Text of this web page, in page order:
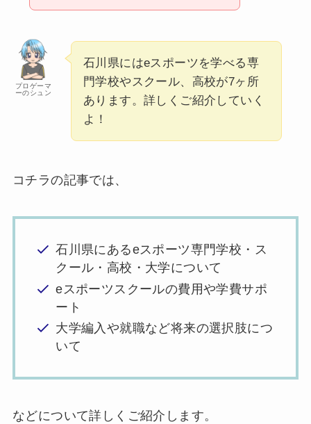
プロゲーマ
ーのシュン
石川県にはeスポーツを学べる専
門学校やスクール、高校が7ヶ所
あります。詳しくご紹介していく
よ！
コチラの記事では、
石川県にあるeスポーツ専門学校・ス
クール・高校・大学について
eスポーツスクールの費用や学費サポ
ート
大学編入や就職など将来の選択肢につ
いて
などについて詳しくご紹介します。